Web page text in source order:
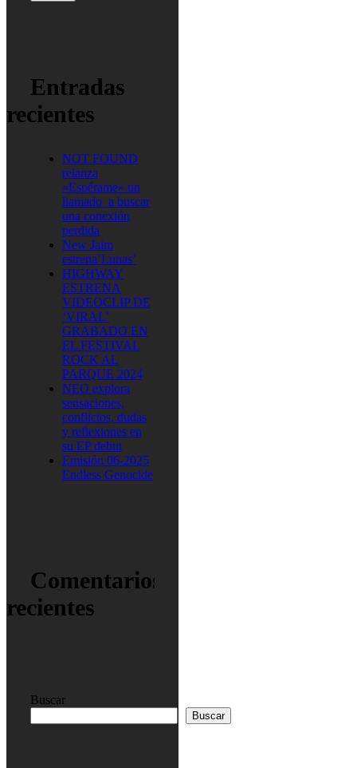
Entradas
recientes
NOT FOUND
relanza
«Espérame» un
llamado a buscar
una conexión
perdida
New Jaim
estrena’Lunas’
HIGHWAY
ESTRENA
VIDEOCLIP DE
‘VIRAL’
GRABADO EN
EL FESTIVAL
ROCK AL
PARQUE 2024
NEO explora
sensaciones,
conflictos, dudas
y reflexiones en
su EP debut
Emisión 06-2025
Endless Genocide
Comentarios
recientes
Buscar
Buscar